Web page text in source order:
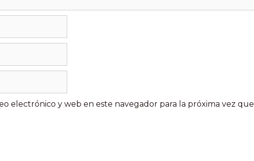
electrónico y web en este navegador para la próxima vez que